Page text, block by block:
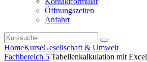
Öffnungszeiten
Anfahrt
HomeKurseGesellschaft & Umwelt
Fachbereich 5 Tabellenkalkulation mit Excel